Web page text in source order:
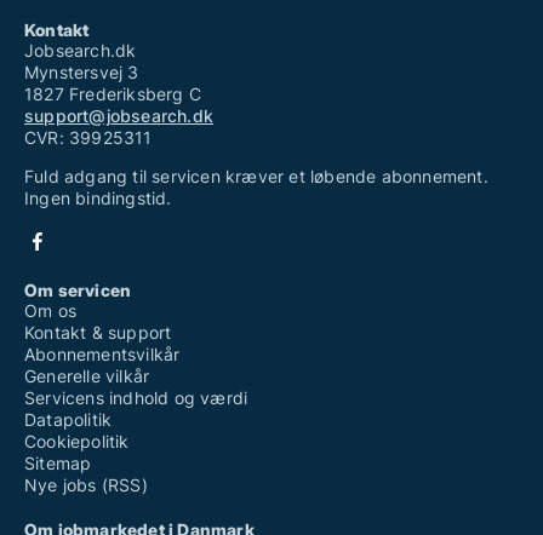
Kontakt
Jobsearch.dk
Mynstersvej 3
1827 Frederiksberg C
support@jobsearch.dk
CVR: 39925311
Fuld adgang til servicen kræver et løbende abonnement.
Ingen bindingstid.
Om servicen
Om os
Kontakt & support
Abonnementsvilkår
Generelle vilkår
Servicens indhold og værdi
Datapolitik
Cookiepolitik
Sitemap
Nye jobs (RSS)
Om jobmarkedet i Danmark